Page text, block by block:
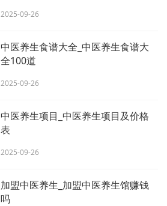
2025-09-26
中医养生食谱大全_中医养生食谱大
全100道
2025-09-26
中医养生项目_中医养生项目及价格
表
2025-09-26
加盟中医养生_加盟中医养生馆赚钱
吗